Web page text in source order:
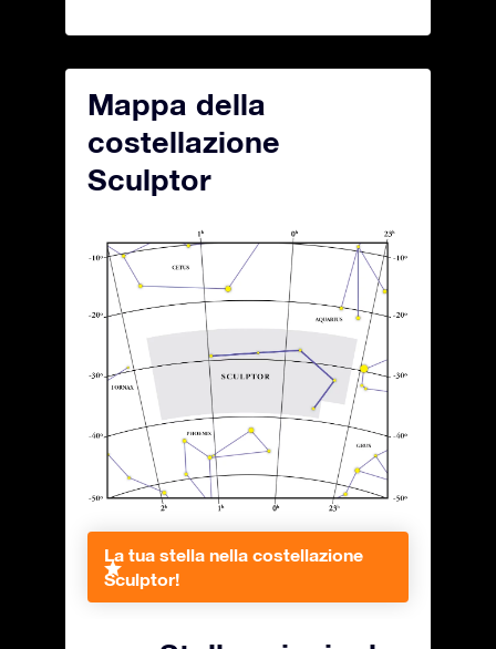
Mappa della
costellazione
Sculptor
La tua stella nella costellazione
Sculptor!